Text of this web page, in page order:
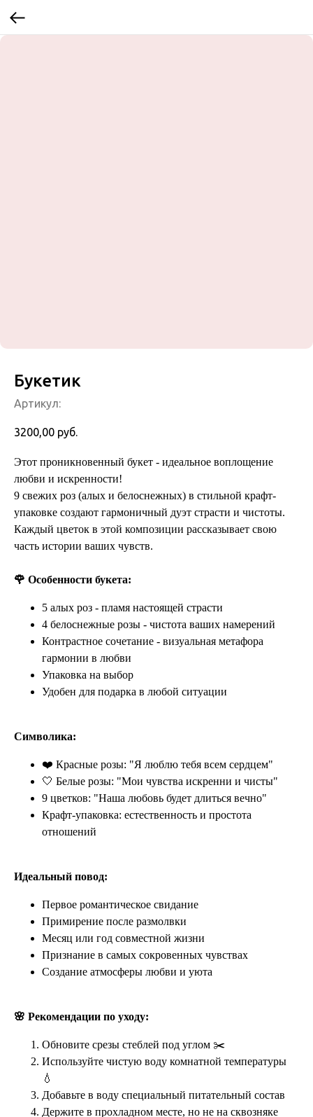
Букетик
Артикул:
3200,00 руб.
Этот проникновенный букет - идеальное воплощение
любви и искренности!
9 свежих роз (алых и белоснежных) в стильной крафт-
упаковке создают гармоничный дуэт страсти и чистоты.
Каждый цветок в этой композиции рассказывает свою
часть истории ваших чувств.
🌹 Особенности букета:
5 алых роз - пламя настоящей страсти
4 белоснежные розы - чистота ваших намерений
Контрастное сочетание - визуальная метафора
гармонии в любви
Упаковка на выбор
Удобен для подарка в любой ситуации
Символика:
❤️ Красные розы: "Я люблю тебя всем сердцем"
🤍 Белые розы: "Мои чувства искренни и чисты"
9 цветков: "Наша любовь будет длиться вечно"
Крафт-упаковка: естественность и простота
отношений
Идеальный повод:
Первое романтическое свидание
Примирение после размолвки
Месяц или год совместной жизни
Признание в самых сокровенных чувствах
Создание атмосферы любви и уюта
🌸 Рекомендации по уходу:
Обновите срезы стеблей под углом ✂️
Используйте чистую воду комнатной температуры
💧
Добавьте в воду специальный питательный состав
Держите в прохладном месте, но не на сквозняке